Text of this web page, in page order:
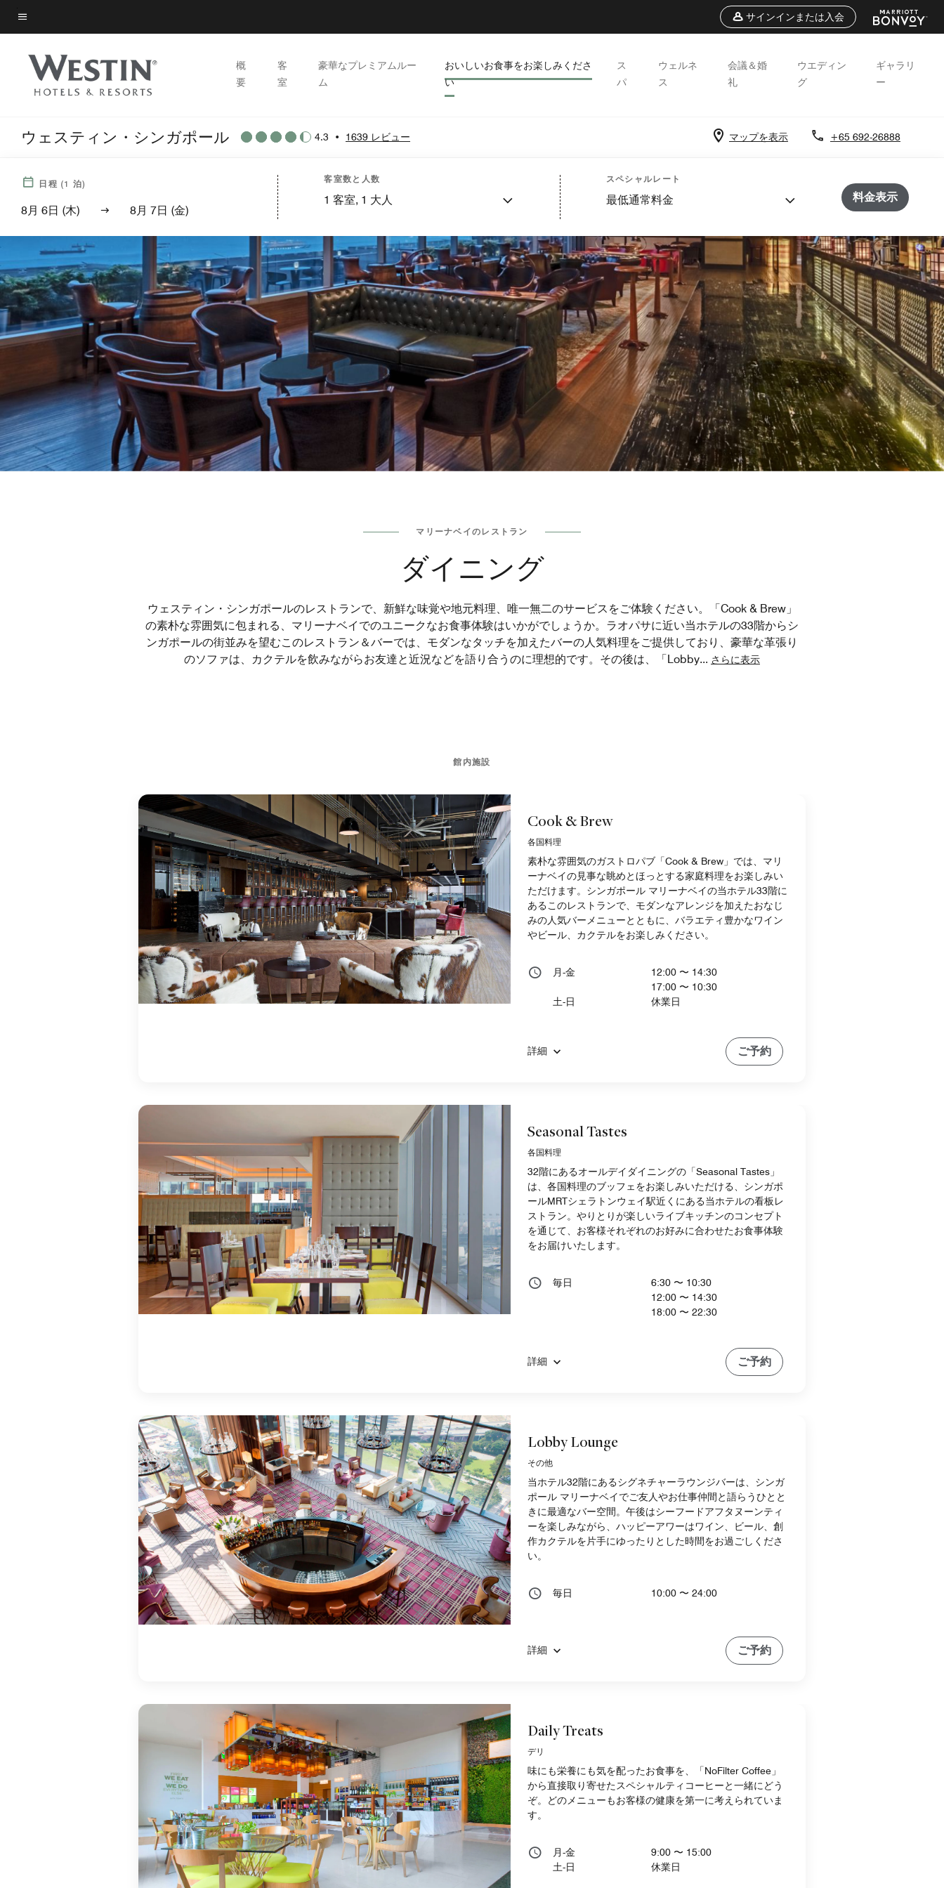
Skip
to
content
メニューのテキスト
サインインまたは入会
概
要
客
室
豪華なプレミアムルー
ム
おいしいお食事をお楽しみくださ
い
ス
パ
ウェルネ
ス
会議＆婚
礼
ウエディン
グ
ギャラリ
ー
ウェスティン・シンガポール 4.3 • 1639 レビュー マップを表示 +65 692-26888
日程 (1 泊)
8月 6日 (木) 8月 7日 (金)
客室数と人数
1 客室, 1 大人
スペシャルレート
最低通常料金 料金表示
マリーナベイのレストラン
ダイニング
ウェスティン・シンガポールのレストランで、新鮮な味覚や地元料理、唯一無二のサービスをご体験ください。「Cook & Brew」
の素朴な雰囲気に包まれる、マリーナベイでのユニークなお食事体験はいかがでしょうか。ラオパサに近い当ホテルの33階からシ
ンガポールの街並みを望むこのレストラン＆バーでは、モダンなタッチを加えたバーの人気料理をご提供しており、豪華な革張り
のソファは、カクテルを飲みながらお友達と近況などを語り合うのに理想的です。その後は、「Lobby... さらに表示
館内施設
Cook & Brew
各国料理
素朴な雰囲気のガストロパブ「Cook & Brew」では、マリ
ーナベイの見事な眺めとほっとする家庭料理をお楽しみい
ただけます。シンガポール マリーナベイの当ホテル33階に
あるこのレストランで、モダンなアレンジを加えたおなじ
みの人気バーメニューとともに、バラエティ豊かなワイン
やビール、カクテルをお楽しみください。
月-金
12:00 〜 14:30
17:00 〜 10:30
土-日
休業日
詳細 ご予約
Seasonal Tastes
各国料理
32階にあるオールデイダイニングの「Seasonal Tastes」
は、各国料理のブッフェをお楽しみいただける、シンガポ
ールMRTシェラトンウェイ駅近くにある当ホテルの看板レ
ストラン。やりとりが楽しいライブキッチンのコンセプト
を通じて、お客様それぞれのお好みに合わせたお食事体験
をお届けいたします。
毎日
6:30 〜 10:30
12:00 〜 14:30
18:00 〜 22:30
詳細 ご予約
Lobby Lounge
その他
当ホテル32階にあるシグネチャーラウンジバーは、シンガ
ポール マリーナベイでご友人やお仕事仲間と語らうひとと
きに最適なバー空間。午後はシーフードアフタヌーンティ
ーを楽しみながら、ハッピーアワーはワイン、ビール、創
作カクテルを片手にゆったりとした時間をお過ごしくださ
い。
毎日 10:00 〜 24:00
詳細 ご予約
Daily Treats
デリ
味にも栄養にも気を配ったお食事を、「NoFilter Coffee」
から直接取り寄せたスペシャルティコーヒーと一緒にどう
ぞ。どのメニューもお客様の健康を第一に考えられていま
す。
月-金
9:00 〜 15:00
土-日
休業日